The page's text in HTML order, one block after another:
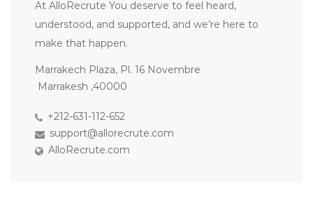
At AlloRecrute You deserve to feel heard,
understood, and supported, and we’re here to
make that happen.
Marrakech Plaza, Pl. 16 Novembre
Marrakesh ,40000
+212-631-112-652
support@allorecrute.com
AlloRecrute.com